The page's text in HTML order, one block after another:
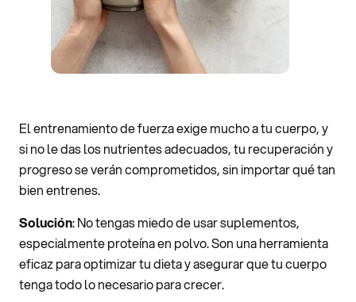
El entrenamiento de fuerza exige mucho a tu cuerpo, y
si no le das los nutrientes adecuados, tu recuperación y
progreso se verán comprometidos, sin importar qué tan
bien entrenes.
Solución: No tengas miedo de usar suplementos,
especialmente proteína en polvo. Son una herramienta
eficaz para optimizar tu dieta y asegurar que tu cuerpo
tenga todo lo necesario para crecer.